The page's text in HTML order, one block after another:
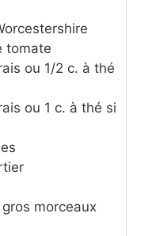
tomate
ou 1/2 c. à thé
ou 1 c. à thé si
morceaux